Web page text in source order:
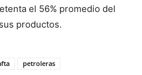
el 56% promedio del
productos.
petroleras